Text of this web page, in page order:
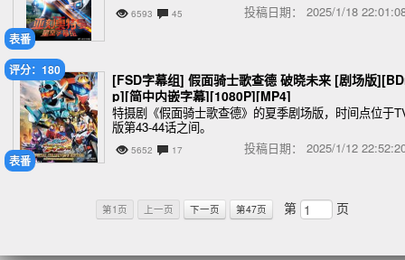
表番
6593 45 投稿日期： 2025/1/18
表番
评分：180
[FSD字幕组] 假面骑士歌查德 破晓未来 [剧场版
p][简中内嵌字幕][1080P][MP4]
特摄剧《假面骑士歌查德》的夏季剧场版，时间点位于
版第43-44话之间。
5652 17 投稿日期： 2025/1/12
第1页 上一页 下一页 第47页 第 页